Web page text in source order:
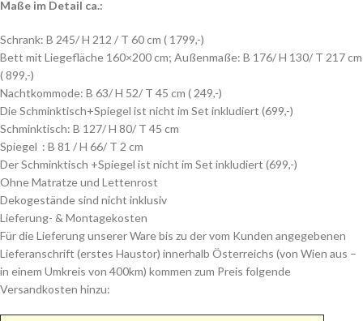
Maße im Detail ca.:
Schrank: B 245/ H 212 / T 60 cm ( 1799,-)
Bett mit Liegefläche 160×200 cm; Außenmaße: B 176/ H 130/ T 217 cm
( 899,-)
Nachtkommode: B 63/ H 52/ T 45 cm ( 249,-)
Die Schminktisch+Spiegel ist nicht im Set inkludiert (699,-)
Schminktisch: B 127/ H 80/ T 45 cm
Spiegel : B 81 / H 66/ T 2 cm
Der Schminktisch +Spiegel ist nicht im Set inkludiert (699,-)
Ohne Matratze und Lettenrost
Dekogestände sind nicht inklusiv
Lieferung- & Montagekosten
Für die Lieferung unserer Ware bis zu der vom Kunden angegebenen
Lieferanschrift (erstes Haustor) innerhalb Österreichs (von Wien aus –
in einem Umkreis von 400km) kommen zum Preis folgende
Versandkosten hinzu: